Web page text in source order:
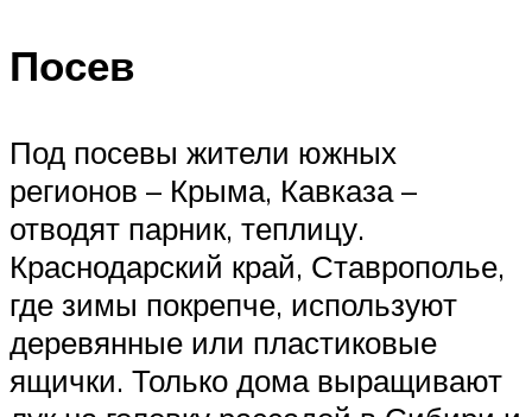
Посев
Под посевы жители южных
регионов – Крыма, Кавказа –
отводят парник, теплицу.
Краснодарский край, Ставрополье,
где зимы покрепче, используют
деревянные или пластиковые
ящички. Только дома выращивают